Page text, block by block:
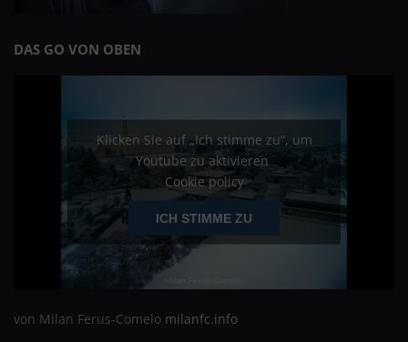
DAS GO VON OBEN
Klicken Sie auf „Ich stimme zu“, um
Youtube zu aktivieren
Cookie policy
ICH STIMME ZU
von Milan Ferus-Comelo milanfc.info